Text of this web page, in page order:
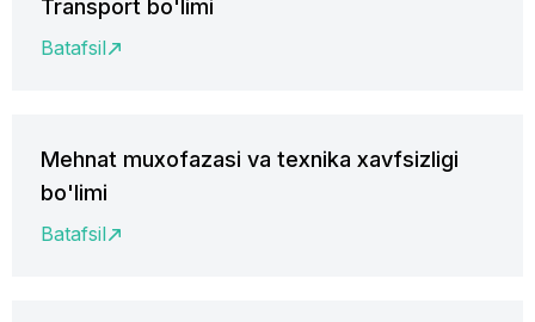
Transport bo'limi
Batafsil
Mehnat muxofazasi va texnika xavfsizligi
bo'limi
Batafsil